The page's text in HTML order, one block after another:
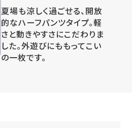
夏場も涼しく過ごせる、開放
的なハーフパンツタイプ。軽
さと動きやすさにこだわりま
した。外遊びにももってこい
の一枚です。